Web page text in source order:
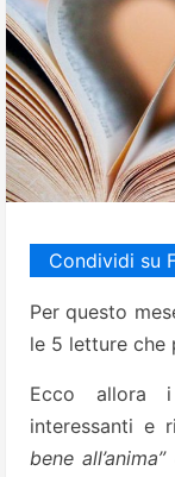
Condividi su
Per questo
le 5 letture che
Ecco allora
interessanti e
bene